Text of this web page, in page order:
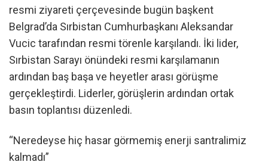
resmi ziyareti çerçevesinde bugün başkent
Belgrad’da Sırbistan Cumhurbaşkanı Aleksandar
Vucic tarafından resmi törenle karşılandı. İki lider,
Sırbistan Sarayı önündeki resmi karşılamanın
ardından baş başa ve heyetler arası görüşme
gerçekleştirdi. Liderler, görüşlerin ardından ortak
basın toplantısı düzenledi.
“Neredeyse hiç hasar görmemiş enerji santralimiz
kalmadı”